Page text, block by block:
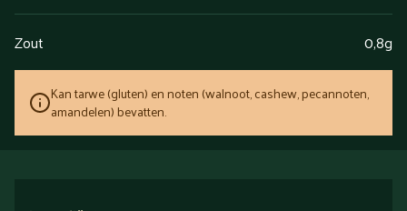
Zout 0,8g
Kan tarwe (gluten) en noten (walnoot, cashew, pecannoten,
amandelen) bevatten.